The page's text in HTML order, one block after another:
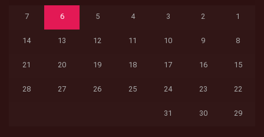
1
2
3
4
5
6
7
8
9
10
11
12
13
14
15
16
17
18
19
20
21
22
23
24
25
26
27
28
29
30
31